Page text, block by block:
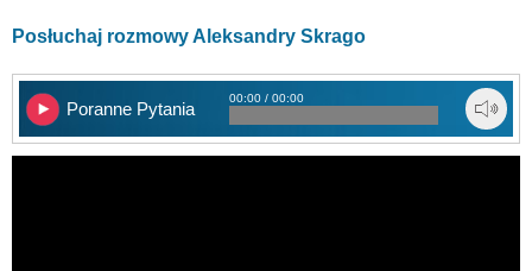
Posłuchaj rozmowy Aleksandry Skrago
Poranne Pytania
00:00 / 00:00